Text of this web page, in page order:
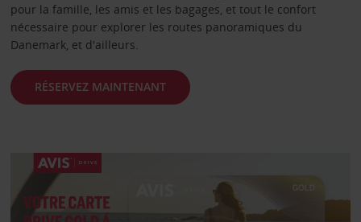
pour la famille, les amis et les bagages, et tout le confort
nécessaire pour explorer les routes panoramiques du
Danemark, et d'ailleurs.
RÉSERVEZ MAINTENANT